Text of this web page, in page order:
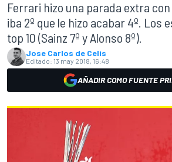
Ferrari hizo una parada extra
iba 2º que le hizo acabar 4º. Los
top 10 (Sainz 7º y Alonso 8º).
Jose Carlos de Celis
Editado: 13 may 2018, 16:48
AÑADIR COMO FUENTE